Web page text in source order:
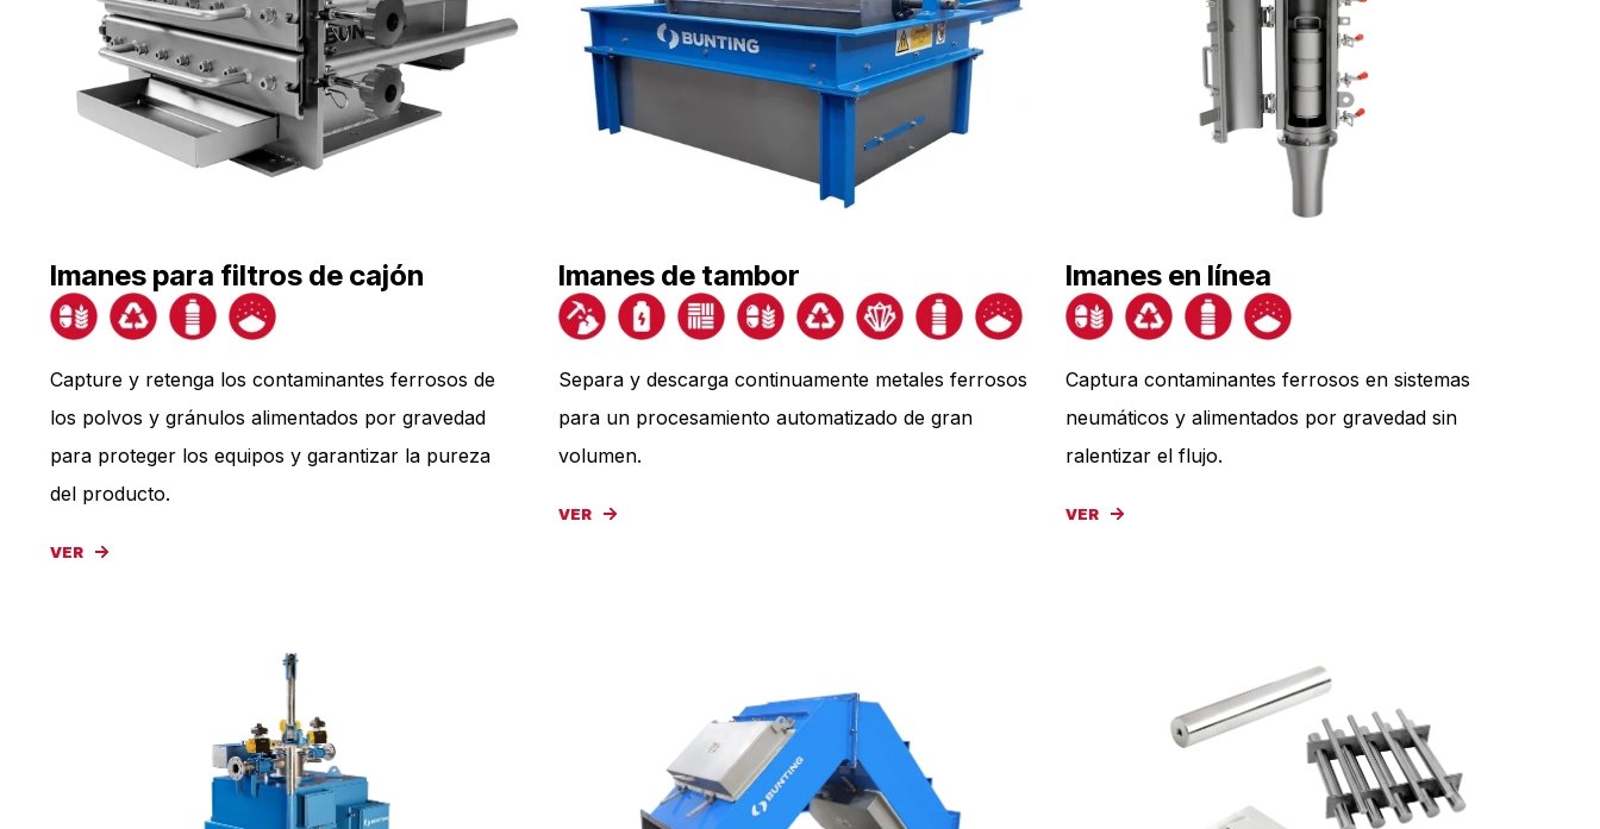
Imanes para filtros de cajón
Capture y retenga los contaminantes ferrosos de
los polvos y gránulos alimentados por gravedad
para proteger los equipos y garantizar la pureza
del producto.
VER
Imanes de tambor
Separa y descarga continuamente metales ferrosos
para un procesamiento automatizado de gran
volumen.
VER
Imanes en línea
Captura contaminantes ferrosos en sistemas
neumáticos y alimentados por gravedad sin
ralentizar el flujo.
VER